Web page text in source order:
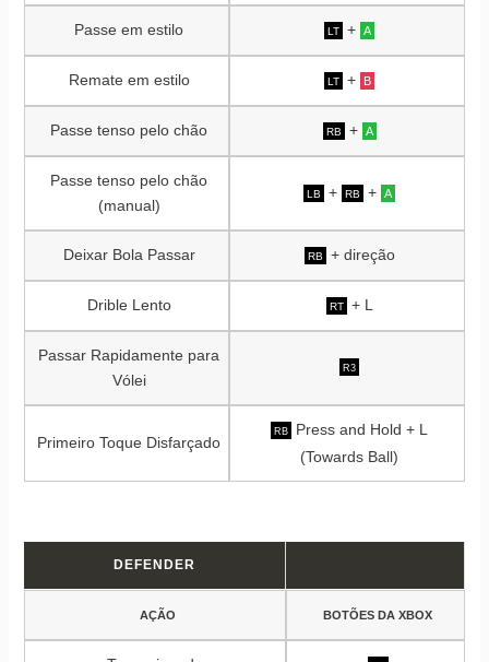
Passe em estilo LT + A
Remate em estilo LT + B
Passe tenso pelo chão RB + A
Passe tenso pelo chão
(manual)
LB + RB + A
Deixar Bola Passar RB + direção
Drible Lento RT + L
Passar Rapidamente para
Vólei
R3
Primeiro Toque Disfarçado
RB
Press and Hold + L
(Towards Ball)
DEFENDER
AÇÃO BOTÕES DA XBOX